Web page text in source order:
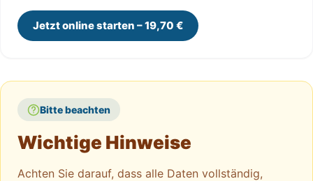
Jetzt online starten – 19,70 €
Bitte beachten
Wichtige Hinweise
Achten Sie darauf, dass alle Daten vollständig,